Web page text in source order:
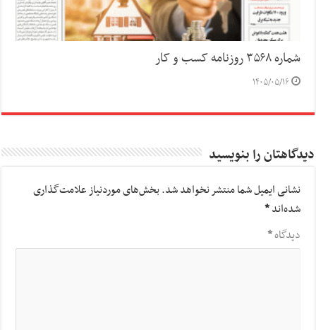
شماره ۳۵۶۸ روزنامه کسب و کار
۱۴۰۵/۰۵/۱۶
دیدگاهتان را بنویسید
نشانی ایمیل شما منتشر نخواهد شد.بخش‌های موردنیاز علامت‌گذاری
شده‌اند*
دیدگاه*